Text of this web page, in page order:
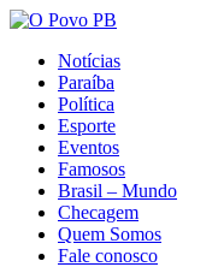
Notícias
Paraíba
Política
Esporte
Eventos
Famosos
Brasil – Mundo
Checagem
Quem Somos
Fale conosco